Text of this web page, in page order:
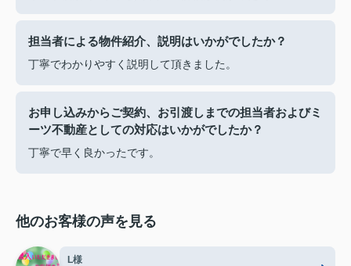
担当者による物件紹介、説明はいかがでしたか？
丁寧でわかりやすく説明して頂きました。
お申し込みからご契約、お引渡しまでの担当者およびミ
ーツ不動産としての対応はいかがでしたか？
丁寧で早く良かったです。
他のお客様の声を見る
L様